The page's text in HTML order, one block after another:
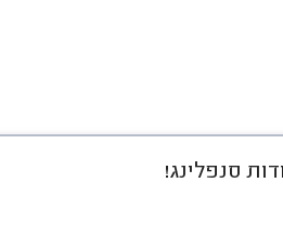
סנפלינג!
ותעודות